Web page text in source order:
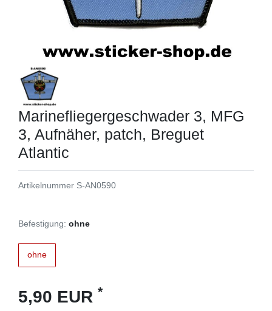
Marinefliegergeschwader 3, MFG
3, Aufnäher, patch, Breguet
Atlantic
Artikelnummer S-AN0590
Befestigung: ohne
ohne
5,90 EUR *